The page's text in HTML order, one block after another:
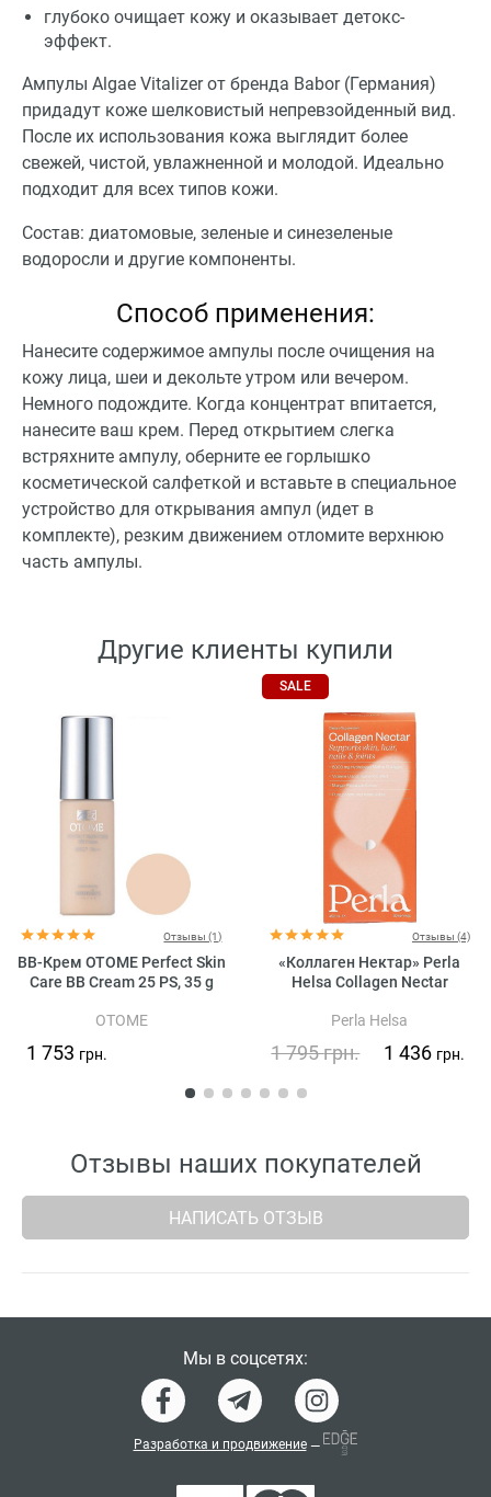
глубоко очищает кожу и оказывает детокс-
эффект.
Ампулы Algae Vitalizer от бренда Babor (Германия)
придадут коже шелковистый непревзойденный вид.
После их использования кожа выглядит более
свежей, чистой, увлажненной и молодой. Идеально
подходит для всех типов кожи.
Состав: диатомовые, зеленые и синезеленые
водоросли и другие компоненты.
Способ применения:
Нанесите содержимое ампулы после очищения на
кожу лица, шеи и декольте утром или вечером.
Немного подождите. Когда концентрат впитается,
нанесите ваш крем. Перед открытием слегка
встряхните ампулу, оберните ее горлышко
косметической салфеткой и вставьте в специальное
устройство для открывания ампул (идет в
комплекте), резким движением отломите верхнюю
часть ампулы.
Другие клиенты купили
Отзывы (1)
BB-Крем OTOME Perfect Skin
Care BB Cream 25 PS, 35 g
OTOME
1 753 грн.
SALE
Отзывы (4)
«Коллаген Нектар» Perla
Helsa Collagen Nectar
Perla Helsa
1 795грн. 1 436 грн.
Отзывы наших покупателей
НАПИСАТЬ ОТЗЫВ
Мы в соцсетях:
Разработка и продвижение —